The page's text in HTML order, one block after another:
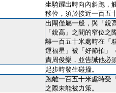
坐騎躍出時向內斜跑，
移位，須於接近一百五
出閘僅屬一般，與「銳
「銳高」之間的窄位
離一百五十米處時在「
運福星」被「好節拍」
責周俊樂，並告誡他必
起步時發生碰撞。
跑離一百五十米處時受
之際未能被力策。